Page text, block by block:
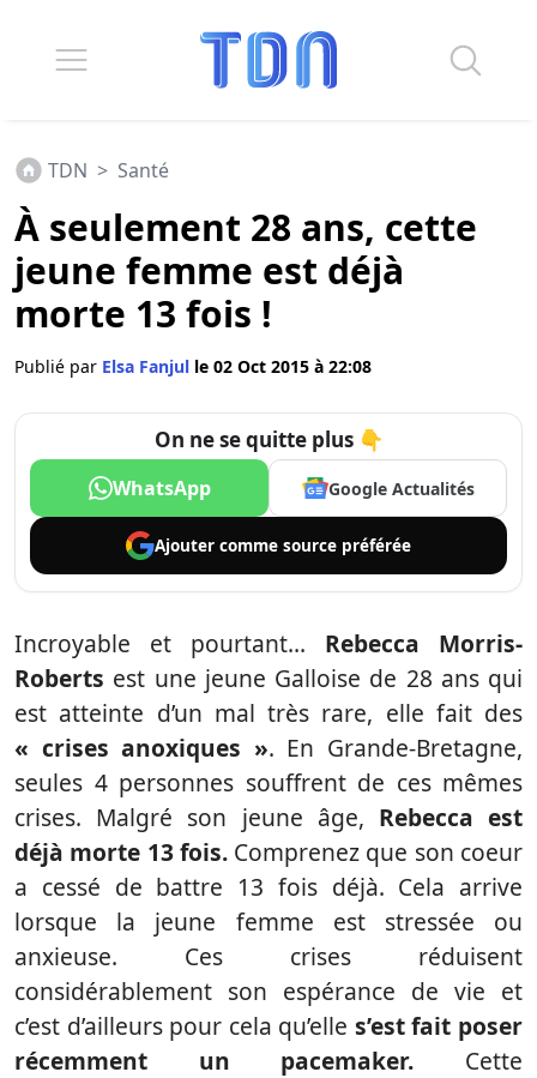
TDN > Santé
À seulement 28 ans, cette
jeune femme est déjà
morte 13 fois !
Publié par Elsa Fanjul le 02 Oct 2015 à 22:08
On ne se quitte plus 👇
WhatsApp Google Actualités
Ajouter comme source préférée
Incroyable et pourtant… Rebecca Morris-
Roberts est une jeune Galloise de 28 ans qui
est atteinte d’un mal très rare, elle fait des
« crises anoxiques ». En Grande-Bretagne,
seules 4 personnes souffrent de ces mêmes
crises. Malgré son jeune âge, Rebecca est
déjà morte 13 fois.Comprenez que son coeur
a cessé de battre 13 fois déjà. Cela arrive
lorsque la jeune femme est stressée ou
anxieuse. Ces crises réduisent
considérablement son espérance de vie et
c’est d’ailleurs pour cela qu’elle s’est fait poser
récemment un pacemaker. Cette